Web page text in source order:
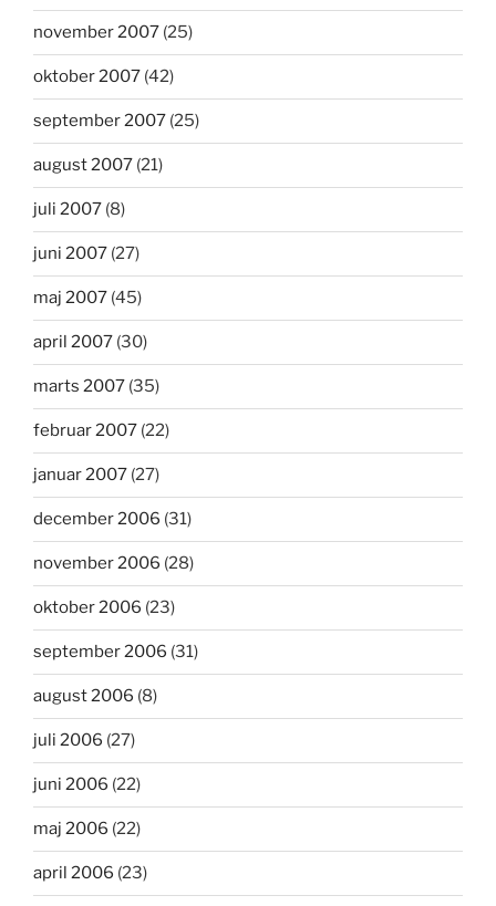
november 2007 (25)
oktober 2007 (42)
september 2007 (25)
august 2007 (21)
juli 2007 (8)
juni 2007 (27)
maj 2007 (45)
april 2007 (30)
marts 2007 (35)
februar 2007 (22)
januar 2007 (27)
december 2006 (31)
november 2006 (28)
oktober 2006 (23)
september 2006 (31)
august 2006 (8)
juli 2006 (27)
juni 2006 (22)
maj 2006 (22)
april 2006 (23)